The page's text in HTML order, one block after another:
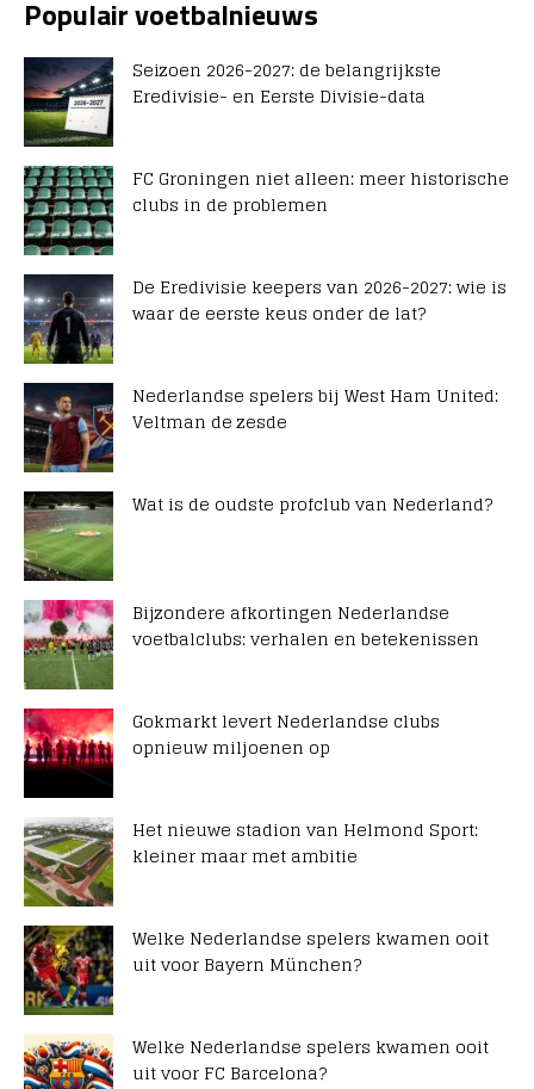
Populair voetbalnieuws
Seizoen 2026-2027: de belangrijkste
Eredivisie- en Eerste Divisie-data
FC Groningen niet alleen: meer historische
clubs in de problemen
De Eredivisie keepers van 2026-2027: wie is
waar de eerste keus onder de lat?
Nederlandse spelers bij West Ham United:
Veltman de zesde
Wat is de oudste profclub van Nederland?
Bijzondere afkortingen Nederlandse
voetbalclubs: verhalen en betekenissen
Gokmarkt levert Nederlandse clubs
opnieuw miljoenen op
Het nieuwe stadion van Helmond Sport:
kleiner maar met ambitie
Welke Nederlandse spelers kwamen ooit
uit voor Bayern München?
Welke Nederlandse spelers kwamen ooit
uit voor FC Barcelona?